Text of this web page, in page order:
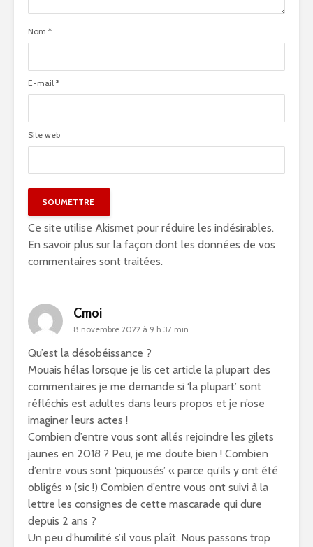
Nom *
E-mail *
Site web
Ce site utilise Akismet pour réduire les indésirables.
En savoir plus sur la façon dont les données de vos
commentaires sont traitées.
Cmoi
8 novembre 2022 à 9 h 37 min
Qu’est la désobéissance ?
Mouais hélas lorsque je lis cet article la plupart des
commentaires je me demande si ‘la plupart’ sont
réfléchis est adultes dans leurs propos et je n’ose
imaginer leurs actes !
Combien d’entre vous sont allés rejoindre les gilets
jaunes en 2018 ? Peu, je me doute bien ! Combien
d’entre vous sont ‘piquousés’ « parce qu’ils y ont été
obligés » (sic !) Combien d’entre vous ont suivi à la
lettre les consignes de cette mascarade qui dure
depuis 2 ans ?
Un peu d’humilité s’il vous plaît. Nous passons trop